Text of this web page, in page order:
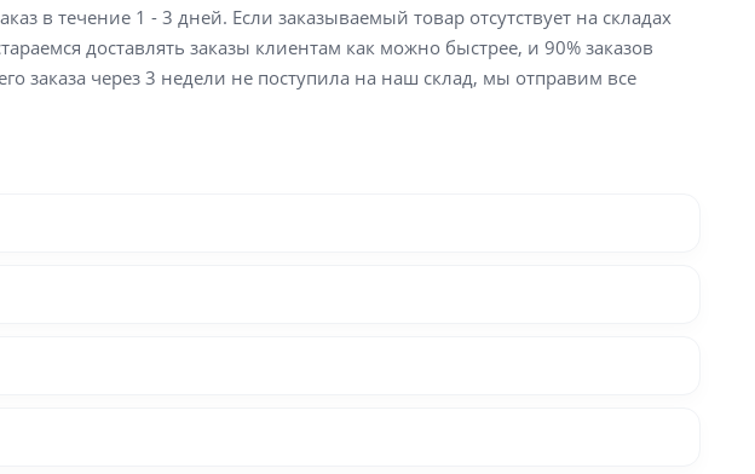
в течение 1 - 3 дней. Если заказываемый товар отсутствует на складах
доставлять заказы клиентам как можно быстрее, и 90% заказов
заказа через 3 недели не поступила на наш склад, мы отправим все